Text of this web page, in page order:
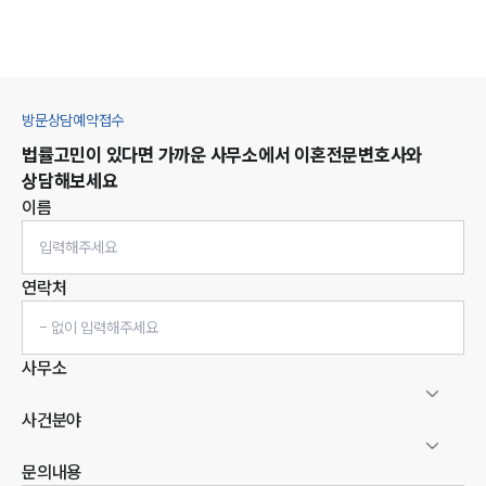
방문상담예약접수
법률고민이 있다면 가까운 사무소에서 이혼전문변호사와
상담해보세요
이름
연락처
사무소
사건분야
문의내용